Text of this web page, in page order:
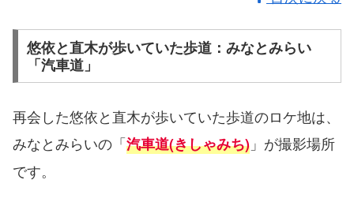
悠依と直木が歩いていた歩道：みなとみらい
「汽車道」
再会した悠依と直木が歩いていた歩道のロケ地は、
みなとみらいの「汽車道(きしゃみち) 」が撮影場所
です。